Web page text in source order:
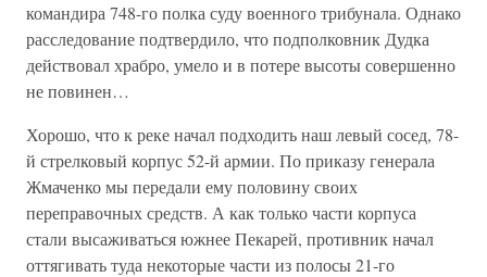
командира 748-го полка суду военного трибунала. Однако
расследование подтвердило, что подполковник Дудка
действовал храбро, умело и в потере высоты совершенно
не повинен…
Хорошо, что к реке начал подходить наш левый сосед, 78-
й стрелковый корпус 52-й армии. По приказу генерала
Жмаченко мы передали ему половину своих
переправочных средств. А как только части корпуса
стали высаживаться южнее Пекарей, противник начал
оттягивать туда некоторые части из полосы 21-го